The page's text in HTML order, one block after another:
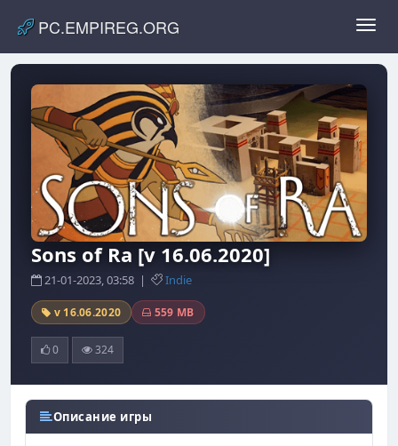
PC.EMPIREG.ORG
Sons of Ra [v 16.06.2020]
21-01-2023, 03:58 | Indie
v 16.06.2020 559 MB
0 324
Описание игры